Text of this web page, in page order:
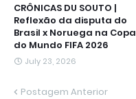
CRÔNICAS DU SOUTO |
Reflexão da disputa do
Brasil x Noruega na Copa
do Mundo FIFA 2026
July 23, 2026
Postagem Anterior